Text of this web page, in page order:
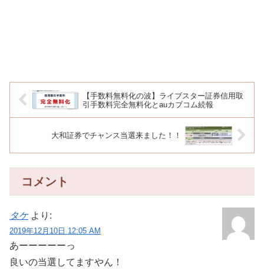
【手数料無料化の波】ライブスター証券信用取
引手数料完全無料化とauカブコム続報
大和証券でチャンス当選来ました！！
コメント
タケ より:
2019年12月10日 12:05 AM
あーーーーーっ
良いの当選してますやん！